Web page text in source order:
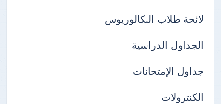
لائحة طلاب البكالوريوس
الجداول الدراسية
جداول الإمتحانات
الكنترولات